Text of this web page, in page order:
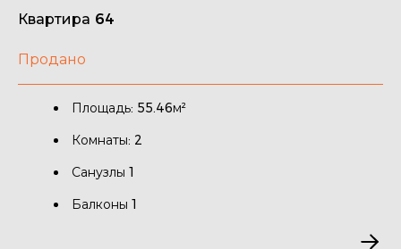
Квартира 64
Продано
Площадь: 55.46м²
Комнаты: 2
Санузлы 1
Балконы 1